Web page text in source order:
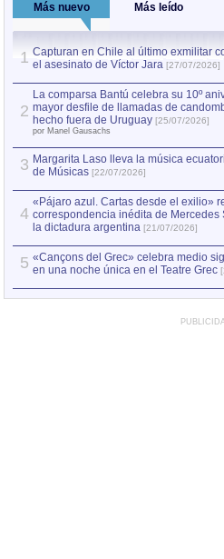
Más nuevo Más leído
1 Capturan en Chile al último exmilitar
el asesinato de Víctor Jara [27/07/2026]
2
La comparsa Bantú celebra su 10º
mayor desfile de llamadas de
hecho fuera de Uruguay [25/07/2026]
por Manel Gausachs
3 Margarita Laso lleva la música
de Músicas [22/07/2026]
4
«Pájaro azul. Cartas desde el exilio»
correspondencia inédita de Mercedes
la dictadura argentina [21/07/2026]
5 «Cançons del Grec» celebra medio
en una noche única en el Teatre Grec